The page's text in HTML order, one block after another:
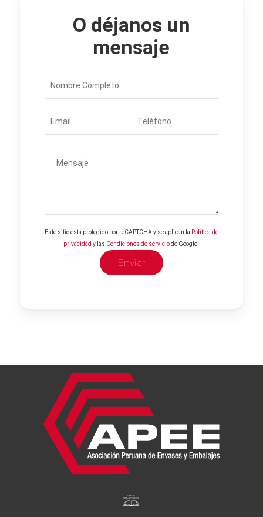
O déjanos un
mensaje
Este sitio está protegido por reCAPTCHA y se aplican la Política de
privacidad y las Condiciones de serviciode Google.